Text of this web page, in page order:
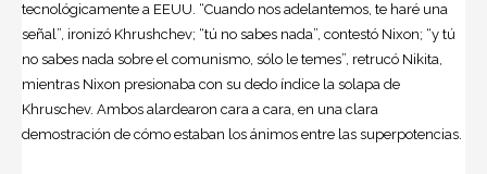
tecnológicamente a EEUU. “Cuando nos adelantemos, te haré una
señal”, ironizó Khrushchev; “tú no sabes nada”, contestó Nixon; “y tú
no sabes nada sobre el comunismo, sólo le temes”, retrucó Nikita,
mientras Nixon presionaba con su dedo índice la solapa de
Khruschev. Ambos alardearon cara a cara, en una clara
demostración de cómo estaban los ánimos entre las superpotencias.